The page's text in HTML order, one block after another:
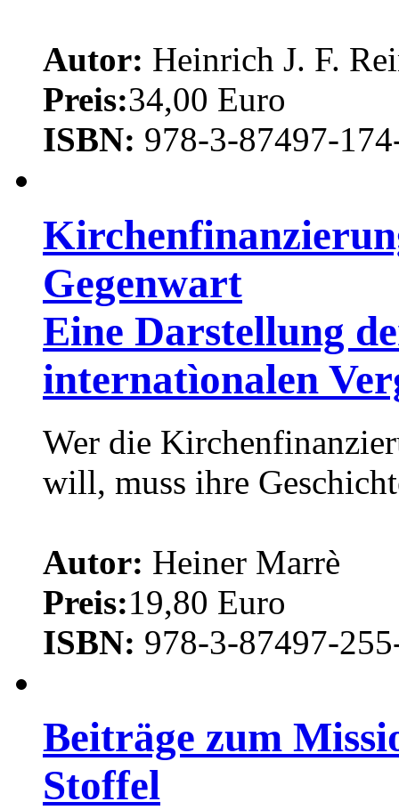
Autor: Heinrich J. F.
Preis:34,00 Euro
ISBN: 978-3-87497-
Gegenwart
Eine Darstellung
internatìonalen
Wer die
will, muss ihre
Autor: Heiner Marrè
Preis:19,80 Euro
ISBN: 978-3-87497-
Beiträge zum
Stoffel